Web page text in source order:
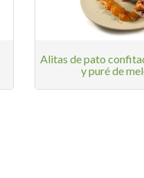
Alitas de pato
y puré de